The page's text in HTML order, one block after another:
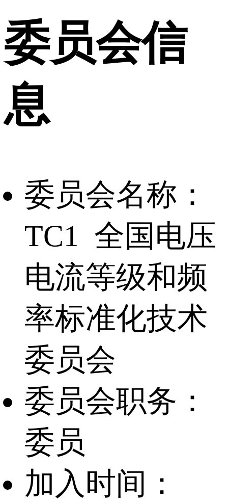
委员会信
息
委员会名称：
TC1 全国电压
电流等级和频
率标准化技术
委员会
委员会职务：
委员
加入时间：